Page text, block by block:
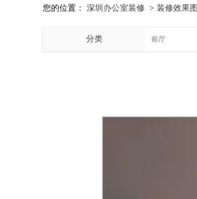
您的位置： 深圳办公室装修 > 装修效果图
分类 前厅